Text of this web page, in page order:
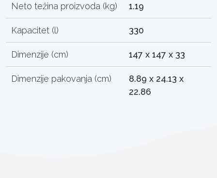
Neto težina proizvoda (kg) 1.19
Kapacitet (l) 330
Dimenzije (cm) 147 x 147 x 33
Dimenzije pakovanja (cm)
8.89 x 24.13 x
22.86